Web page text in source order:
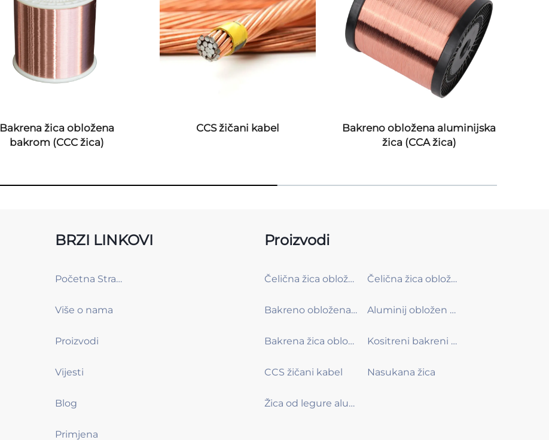
Bakrena žica obložena
bakrom (CCC žica)
CCS žičani kabel
Bakreno obložena aluminijska
žica (CCA žica)
BRZI LINKOVI
Početna Stranica
Više o nama
Proizvodi
Vijesti
Blog
Primjena
Proizvodi
Čelična žica obložena bakrom (CCS žica) Čelična žica obložena kositrom i bakrom (T-CCS žica)
Bakreno obložena aluminijska žica (CCA žica) Aluminij obložen bakrom s kalajem (T-CCA)
Bakrena žica obložena bakrom (CCC žica) Kositreni bakreni obloženi bakar (TCCC)
CCS žičani kabel Nasukana žica
Žica od legure aluminija i magnezija (žica od legure AL-MG)